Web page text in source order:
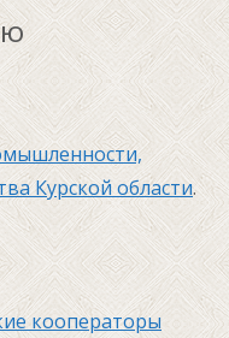
Курской области.
кооператоры